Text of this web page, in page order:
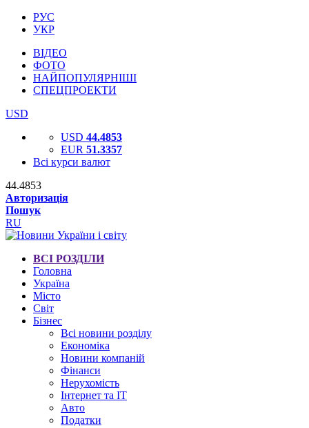
РУС
УКР
ВІДЕО
ФОТО
НАЙПОПУЛЯРНІШІ
СПЕЦПРОЕКТИ
USD
USD 44.4853
EUR 51.3357
Всі курси валют
44.4853
Авторизація
Пошук
RU
ВСІ РОЗДІЛИ
Головна
Україна
Місто
Світ
Бізнес
Всі новини розділу
Економіка
Новини компаній
Фінанси
Нерухомість
Інтернет та IT
Авто
Податки